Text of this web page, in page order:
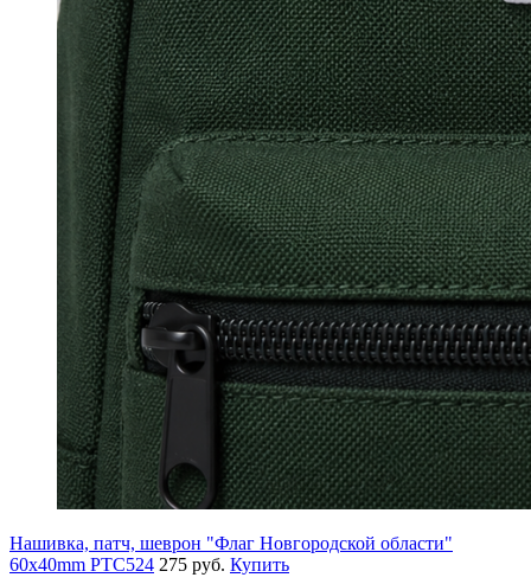
Нашивка, патч, шеврон "Флаг Новгородской области"
60x40mm PTC524 275 руб. Купить